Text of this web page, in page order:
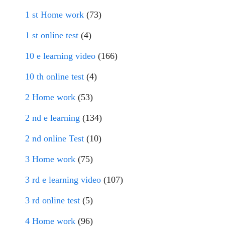
1 st Home work (73)
1 st online test (4)
10 e learning video (166)
10 th online test (4)
2 Home work (53)
2 nd e learning (134)
2 nd online Test (10)
3 Home work (75)
3 rd e learning video (107)
3 rd online test (5)
4 Home work (96)